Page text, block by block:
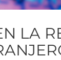
LA